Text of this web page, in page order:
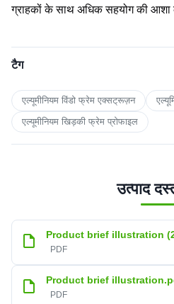
ग्राहकों के साथ अधिक सहयोग की आशा
टैग
एल्यूमीनियम विंडो फ्रेम एक्सट्रूज़न
एल्यूमीनियम खिड़की फ्रेम प्रोफाइल
उत्पाद
Product brief illustration
PDF
Product brief
PDF